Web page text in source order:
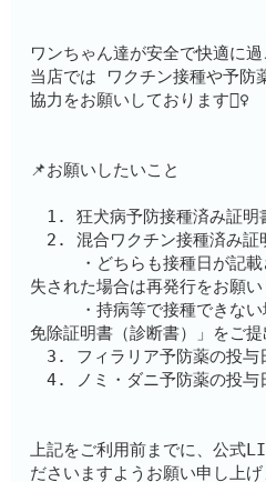
ワンちゃん達が安全で快適に過
当店では ワクチン接種や予防
協力をお願いしております🙇‍♀️
📌お願いしたいこと
1. 狂犬病予防接種済み証明
2. 混合ワクチン接種済み
・どちらも接種日が記載
失された場合は再発行をお願い
・持病等で接種できない
免除証明書（診断書）」をご提
3. フィラリア予防薬の投与
4. ノミ・ダニ予防薬の投与
上記をご利用前までに、公式
ださいますようお願い申し上げ